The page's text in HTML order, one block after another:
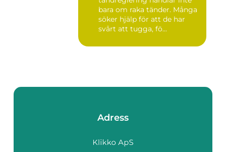
bara om raka tänder. Många
söker hjälp för att de har
svårt att tugga, fö...
Adress